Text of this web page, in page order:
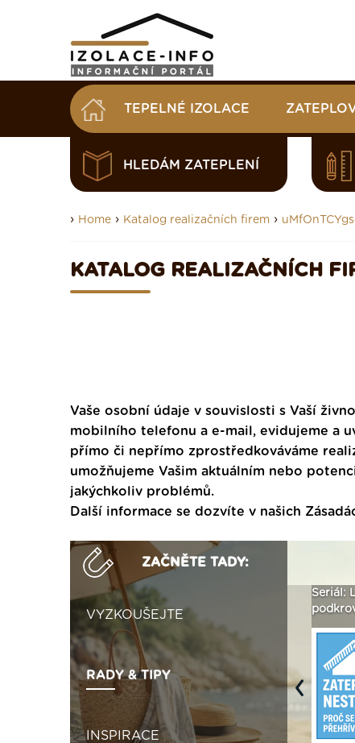
TEPELNÉ IZOLACE
HLEDÁM ZATEPLENÍ
› Home › Katalog realizačních firem ›
KATALOG REALIZAČNÍCH
Vaše osobní údaje v souvislosti s Vaší
mobilního telefonu a e-mail, evidujeme a
přímo či nepřímo zprostředkováváme
umožňujeme Vašim aktuálním nebo
jakýchkoliv problémů.
Další informace se dozvíte v našich
ZAČNĚTE TADY:
VYZKOUŠEJTE
RADY & TIPY
INSPIRACE
Není polystyren? My ho
seženeme! ›
podkroví a vše o něm ›
Previous